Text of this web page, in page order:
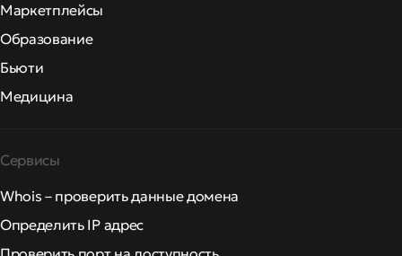
Маркетплейсы
Образование
Бьюти
Медицина
Сервисы
Whois – проверить данные домена
Определить IP адрес